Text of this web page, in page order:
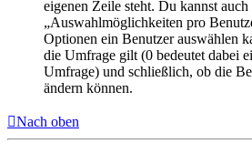
eigenen Zeile steht. Du kannst auch
„Auswahlmöglichkeiten pro
Optionen ein Benutzer auswählen
die Umfrage gilt (0 bedeutet dabei
Umfrage) und schließlich, ob die
ändern können.
Nach oben